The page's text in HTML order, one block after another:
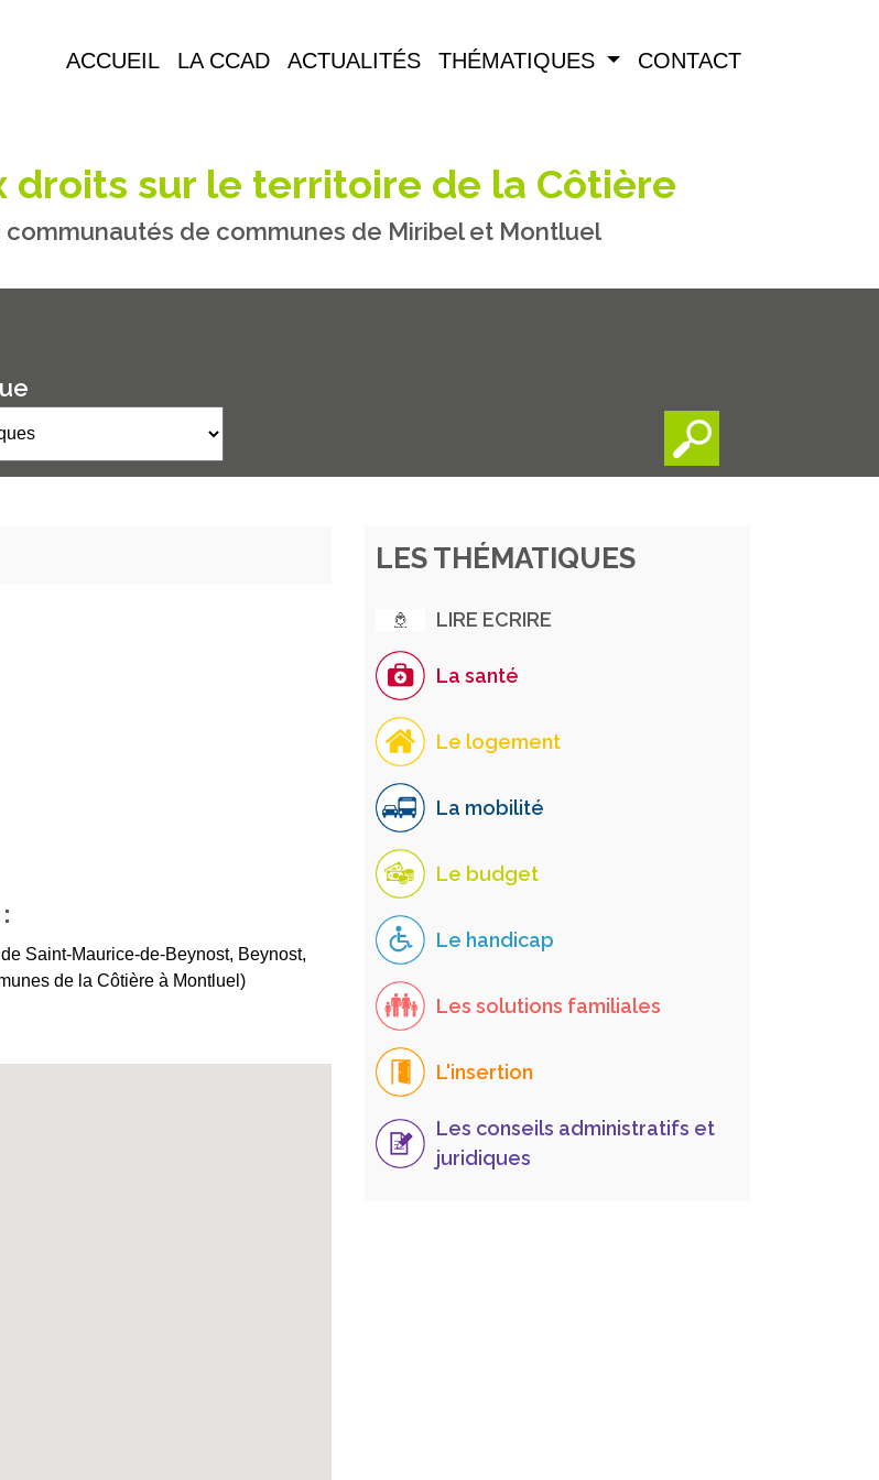
ACCUEIL LA CCAD ACTUALITÉS THÉMATIQUES CONTACT
droits sur le territoire de la Côtière
communautés de communes de Miribel et Montluel
Saint-Maurice-de-Beynost, Beynost,
de la Côtière à Montluel)
LES THÉMATIQUES
LIRE ECRIRE
La santé
Le logement
La mobilité
Le budget
Le handicap
Les solutions familiales
L'insertion
Les conseils administratifs et
juridiques